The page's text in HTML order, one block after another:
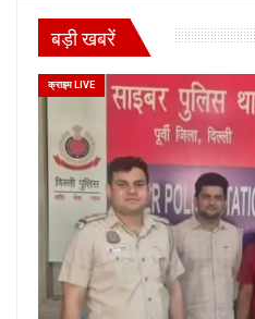
बड़ी खबरें
क्राइम LIVE